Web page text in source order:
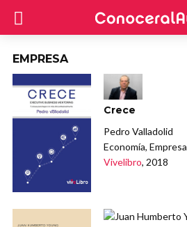
EMPRESA
Crece
Pedro Valladolid
Economía, Empresa
Vivelibro, 2018